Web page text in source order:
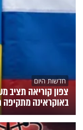
חדשות היום
צפון קוריאה תציב
באוקראינה מתקיפה